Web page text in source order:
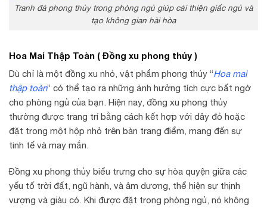
Tranh đá phong thủy trong phòng ngủ giúp cải thiện giấc ngủ và
tạo không gian hài hòa
Hoa Mai Thập Toàn ( Đồng xu phong thủy )
Dù chỉ là một đồng xu nhỏ, vật phẩm phong thủy “Hoa mai
thập toàn” có thể tạo ra những ảnh hưởng tích cực bất ngờ
cho phòng ngủ của bạn. Hiện nay, đồng xu phong thủy
thường được trang trí bằng cách kết hợp với dây đỏ hoặc
đặt trong một hộp nhỏ trên bàn trang điểm, mang đến sự
tinh tế và may mắn.
Đồng xu phong thủy biểu trưng cho sự hòa quyện giữa các
yếu tố trời đất, ngũ hành, và âm dương, thể hiện sự thịnh
vượng và giàu có. Khi được đặt trong phòng ngủ, nó không